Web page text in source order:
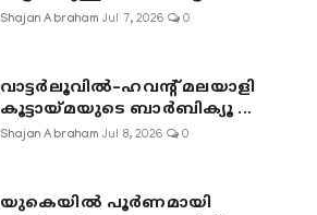
Shajan Abraham Jul 7, 2026 0
വാട്ടർലൂവിൽ–ഹവന്റ് മലയാളി
കൂട്ടായ്മയുടെ ബാർബിക്യൂ ...
Shajan Abraham Jul 8, 2026 0
യുകെയിൽ പൂർണമായി